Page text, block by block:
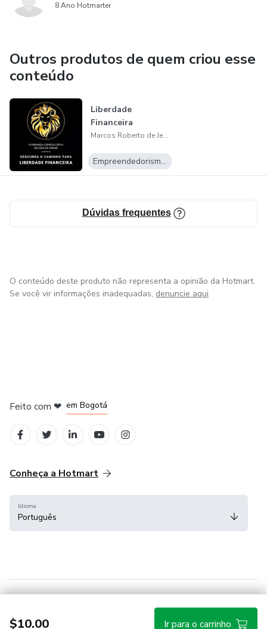
8 Ano Hotmarter
Outros produtos de quem criou esse
conteúdo
Liberdade
Financeira
Marcos Roberto de Jesus Santana
Empreendedorismo Digital
Dúvidas frequentes
$10.00 Ir para o carrinho
O conteúdo deste produto não representa a opinião da Hotmart.
Se você vir informações inadequadas, denuncie aqui
Feito com ❤ em Bogotá
Conheça a Hotmart
Idioma
Português